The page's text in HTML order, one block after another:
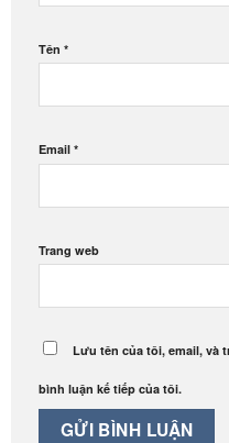
Tên *
Email *
Trang web
Lưu tên của tôi, email, và
bình luận kế tiếp của tôi.